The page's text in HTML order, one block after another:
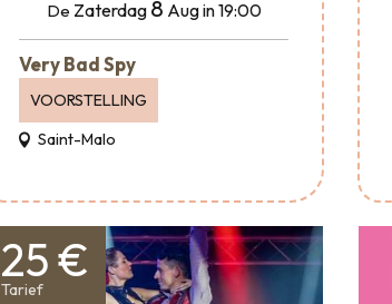
De Zaterdag 8 Augin 19:00
Very Bad Spy
VOORSTELLING
Saint-Malo
25 €
Tarief